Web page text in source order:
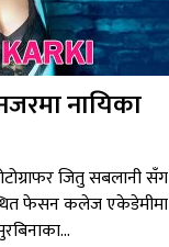
नायिका
जितु सबलानी सँग
फेसन कलेज एकेडेमीमा